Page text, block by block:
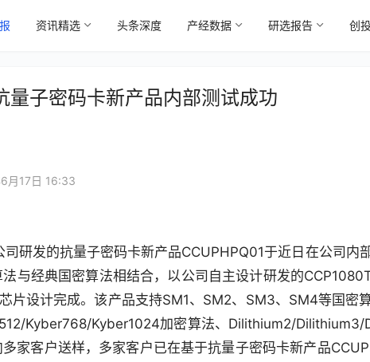
资讯精选 头条深度 产经数据 研选报告 创
量子密码卡新产品内部测试成功
月17日 16:33
研发的抗量子密码卡新产品CCUPHPQ01于近日在公司内
与经典国密算法相结合，以公司自主设计研发的
片设计完成。该产品支持SM1、SM2、SM3、SM4等国密
Kyber768/Kyber1024加密算法、Dilithium2/Dilithium3/
家客户送样，多家客户已在基于抗量子密码卡新产品